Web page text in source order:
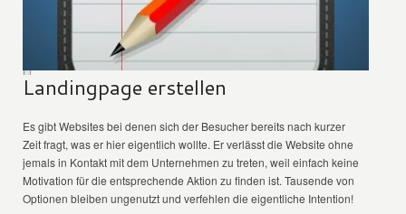
Landingpage erstellen
Es gibt Websites bei denen sich der Besucher bereits nach kurzer
Zeit fragt, was er hier eigentlich wollte. Er verlässt die Website ohne
jemals in Kontakt mit dem Unternehmen zu treten, weil einfach keine
Motivation für die entsprechende Aktion zu finden ist. Tausende von
Optionen bleiben ungenutzt und verfehlen die eigentliche Intention!